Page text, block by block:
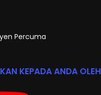
Percuma
KEPADA ANDA OLEH